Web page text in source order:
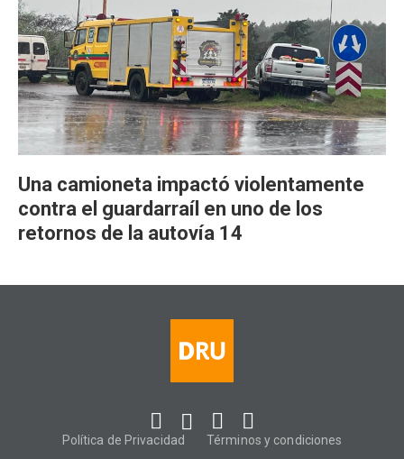
Una camioneta impactó violentamente
contra el guardarraíl en uno de los
retornos de la autovía 14
Política de Privacidad
Términos y condiciones